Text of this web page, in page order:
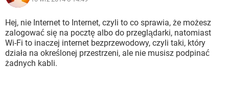
Hej, nie Internet to Internet, czyli to co sprawia, że możesz
zalogować się na pocztę albo do przeglądarki, natomiast
Wi-Fi to inaczej internet bezprzewodowy, czyli taki, który
działa na określonej przestrzeni, ale nie musisz podpinać
żadnych kabli.